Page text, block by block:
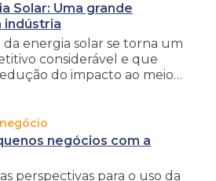
Solar: Uma grande
indústria
da energia solar se torna um
considerável e que
do impacto ao meio
negócios com a
perspectivas para o uso da